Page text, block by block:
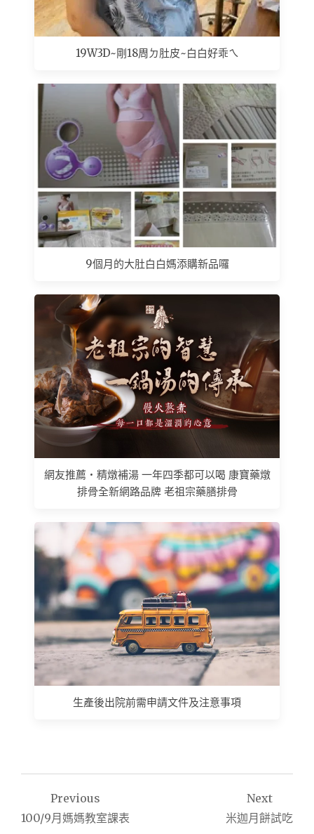
19W3D~剛18周ㄉ肚皮~白白好乖ㄟ
9個月的大肚白白媽添購新品囉
網友推薦 • 精燉補湯 一年四季都可以喝 康寶藥燉
排骨全新網路品牌 老祖宗藥膳排骨
生產後出院前需申請文件及注意事項
章
Previous
100/9月媽媽教室課表
Next
米迦月餅試吃